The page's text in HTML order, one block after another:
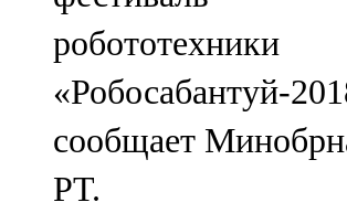
Минзәлә
107,3 FM
Мөслим
100,0 FM
Нурлат
робототехники
«Робосабантуй-
сообщает
РТ.